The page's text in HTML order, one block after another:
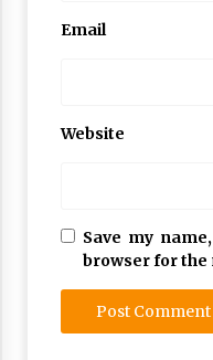
Email
Website
Save my
browser for